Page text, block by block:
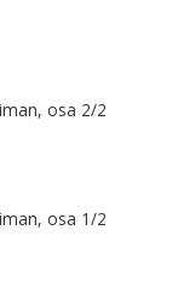
osa 2/2
osa 1/2